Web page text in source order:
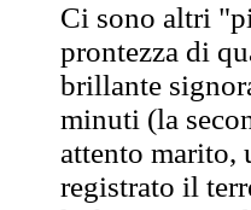
Ci sono altri
prontezza di
brillante
minuti (la
attento marito,
registrato il